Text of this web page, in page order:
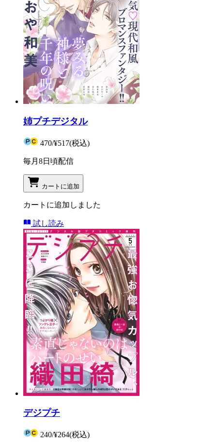
姉プチデジタル
470/¥517(税込)
毎月8日頃配信
カートに追加
カートに追加しました
試し読み
デジプチ
240/¥264(税込)